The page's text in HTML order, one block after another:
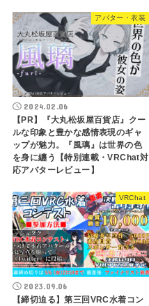
アバター・衣装
2024.02.06
【PR】『大丸松坂屋百貨店』クー
ルな印象と豊かな感情表現のギャ
ップが魅力。『風璃』は世界の色
を身に纏う【特別連載・VRChat対
応アバターレビュー】
VRChat
2023.09.06
【締切迫る】第三回VRC水着コン